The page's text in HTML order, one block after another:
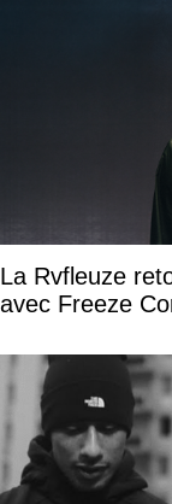
La Rvfleuze
avec Freeze